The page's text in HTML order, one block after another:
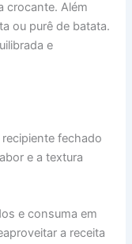
crocante. Além
ou purê de batata.
e
fechado
e a textura
e consuma em
a receita